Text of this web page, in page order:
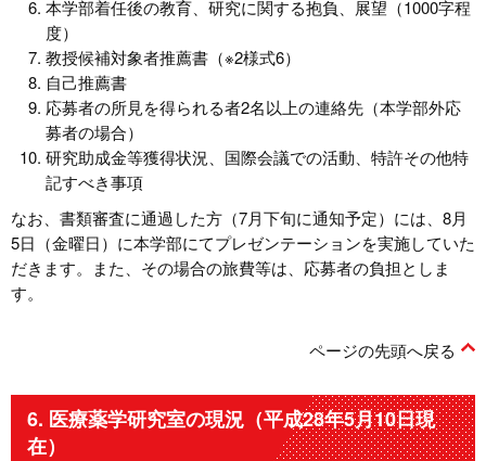
本学部着任後の教育、研究に関する抱負、展望（1000字程
度）
教授候補対象者推薦書（※2様式6）
自己推薦書
応募者の所見を得られる者2名以上の連絡先（本学部外応
募者の場合）
研究助成金等獲得状況、国際会議での活動、特許その他特
記すべき事項
なお、書類審査に通過した方（7月下旬に通知予定）には、8月
5日（金曜日）に本学部にてプレゼンテーションを実施していた
だきます。また、その場合の旅費等は、応募者の負担としま
す。
ページの先頭へ戻る
6. 医療薬学研究室の現況（平成28年5月10日現
在）